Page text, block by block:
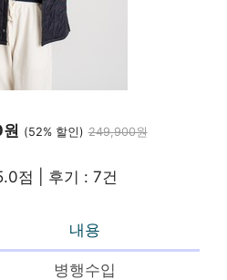
(52% 할인) 249,900원
점 | 후기 : 7건
내용
병행수입